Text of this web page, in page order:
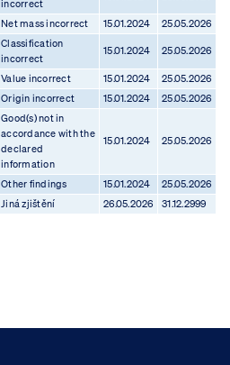
incorrect
Net mass incorrect 15.01.2024 25.05.2026
Classification
incorrect
15.01.2024 25.05.2026
Value incorrect 15.01.2024
25.05.2026
Origin incorrect 15.01.2024 25.05.2026
Good(s) not in
accordance with the
declared
information
15.01.2024 25.05.2026
Other findings 15.01.2024
25.05.2026
Jiná zjištění 26.05.2026 31.12.2999